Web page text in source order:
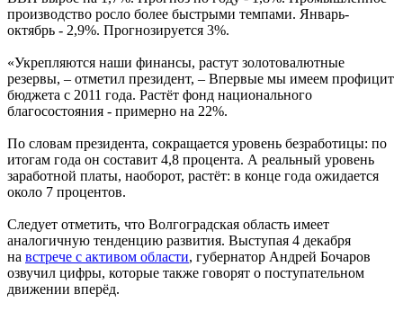
производство росло более быстрыми темпами. Январь-
октябрь - 2,9%. Прогнозируется 3%.
«Укрепляются наши финансы, растут золотовалютные
резервы, – отметил президент, – Впервые мы имеем профицит
бюджета с 2011 года. Растёт фонд национального
благосостояния - примерно на 22%.
По словам президента, сокращается уровень безработицы: по
итогам года он составит 4,8 процента. А реальный уровень
заработной платы, наоборот, растёт: в конце года ожидается
около 7 процентов.
Следует отметить, что Волгоградская область имеет
аналогичную тенденцию развития. Выступая 4 декабря
на встрече с активом области, губернатор Андрей Бочаров
озвучил цифры, которые также говорят о поступательном
движении вперёд.